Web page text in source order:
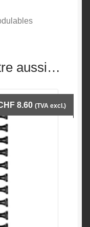
aussi…
8.60 (TVA excl.)